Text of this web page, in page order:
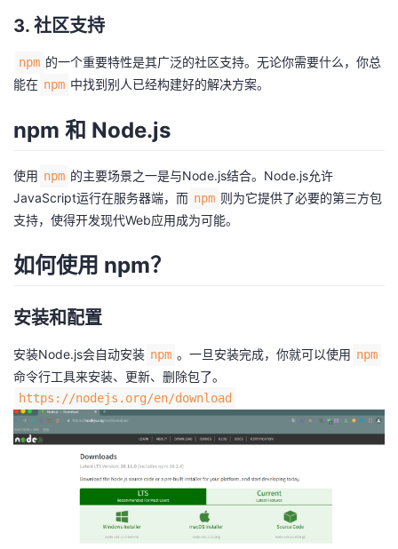
的
课
我
的
我
验
收
技
术
的
云
议
3. 社区支持
npm 的一个重要特性是其广泛的社区支持。无论你需要什么，你总
能在 npm 中找到别人已经构建好的解决方案。
npm 和 Node.js
使用 npm 的主要场景之一是与Node.js结合。Node.js允许
JavaScript运行在服务器端，而 npm 则为它提供了必要的第三方包
支持，使得开发现代Web应用成为可能。
如何使用 npm？
安装和配置
安装Node.js会自动安装 npm 。一旦安装完成，你就可以使用 npm
命令行工具来安装、更新、删除包了。
https://nodejs.org/en/download